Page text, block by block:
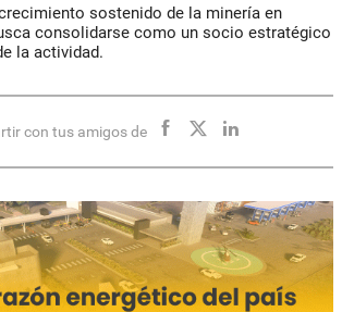
sostenido de la minería en
consolidarse como un socio estratégico
la actividad.
con tus amigos de